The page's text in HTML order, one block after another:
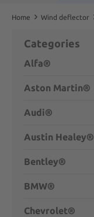
Home Wind deflector
Categories
Alfa®
Aston Martin®
Audi®
Austin Healey®
Bentley®
BMW®
Chevrolet®